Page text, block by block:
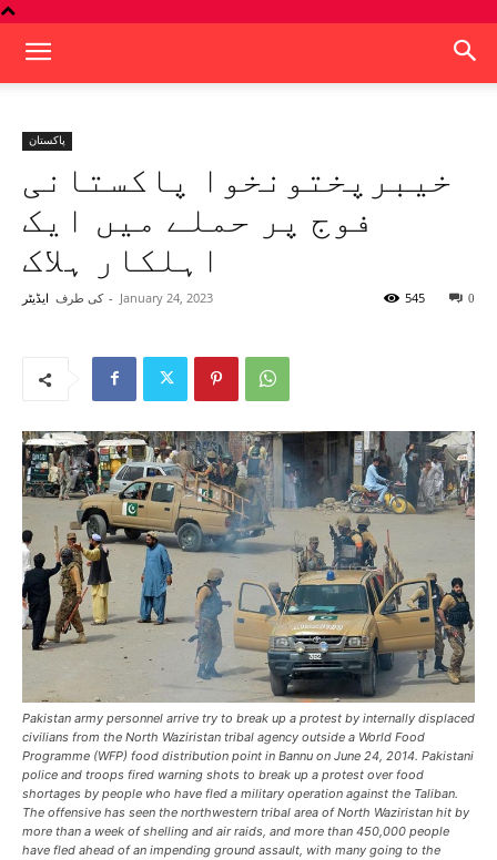
پاکستان
خیبرپختونخوا پاکستانی
فوج پر حملے میں ایک
اہلکار ہلاک
کی طرف ایڈیٹر - January 24, 2023 0
545
Pakistan army personnel arrive try to break up a protest by internally displaced
civilians from the North Waziristan tribal agency outside a World Food
Programme (WFP) food distribution point in Bannu on June 24, 2014. Pakistani
police and troops fired warning shots to break up a protest over food
shortages by people who have fled a military operation against the Taliban.
The offensive has seen the northwestern tribal area of North Waziristan hit by
more than a week of shelling and air raids, and more than 450,000 people
have fled ahead of an impending ground assault, with many going to the